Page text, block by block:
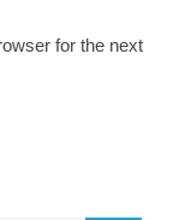
for the next